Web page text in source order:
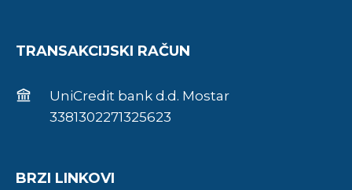
TRANSAKCIJSKI RAČUN
UniCredit bank d.d. Mostar
3381302271325623
BRZI LINKOVI